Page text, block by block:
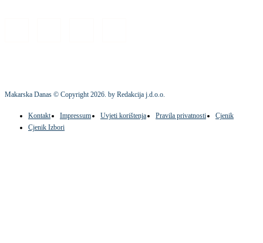
Makarska Danas © Copyright2026. by Redakcija j.d.o.o.
Kontakt Impressum Uvjeti korištenja Pravila privatnosti
Cjenik
Cjenik Izbori